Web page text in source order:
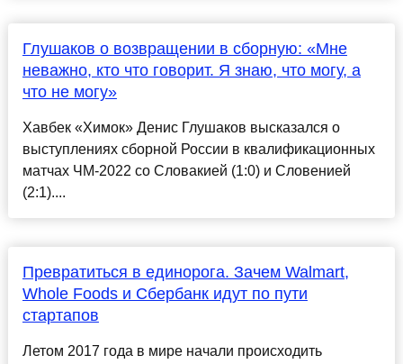
Глушаков о возвращении в сборную: «Мне
неважно, кто что говорит. Я знаю, что могу, а
что не могу»
Хавбек «Химок» Денис Глушаков высказался о
выступлениях сборной России в квалификационных
матчах ЧМ-2022 со Словакией (1:0) и Словенией
(2:1)....
Превратиться в единорога. Зачем Walmart,
Whole Foods и Сбербанк идут по пути
стартапов
Летом 2017 года в мире начали происходить